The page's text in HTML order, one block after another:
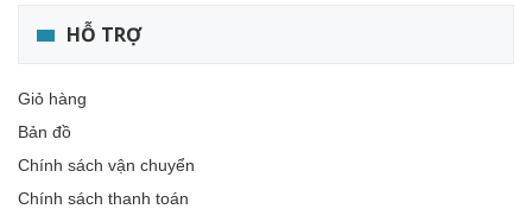
HỖ TRỢ
Giỏ hàng
Bản đồ
Chính sách vận chuyển
Chính sách thanh toán